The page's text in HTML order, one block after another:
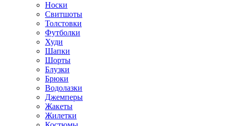
Носки
Свитшоты
Толстовки
Футболки
Худи
Шапки
Шорты
Блузки
Брюки
Водолазки
Джемперы
Жакеты
Жилетки